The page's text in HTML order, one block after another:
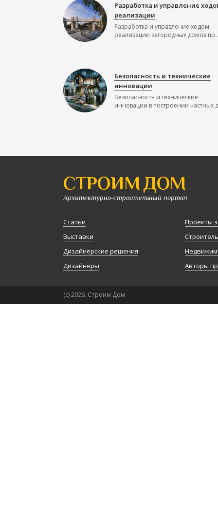
Разработка и управление
реализации
Разработка и управление ходом
реализации загородных домов
Безопасность и технические
инновации
Безопасность и технические
инновации в построении частных
СТРОИМ ДОМ
Архитектурно-строительный портал
Статьи
Выставки
Дизайнерские решения
Дизайнеры
Проекты
Авторы
(с) 2026. Строим Дом